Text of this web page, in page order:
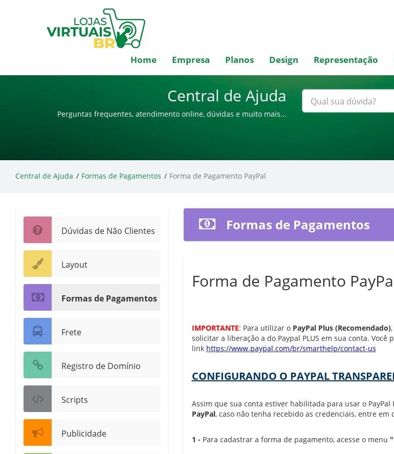
Home Empresa Planos Design Representação
Central de Ajuda
Perguntas frequentes, atendimento online, dúvidas e muito mais...
Central de Ajuda Formas de Pagamentos Forma de Pagamento PayPal
Dúvidas de Não Clientes
Layout
Formas de Pagamentos
Frete
Registro de Domínio
Scripts
Publicidade
Formas de Pagamentos
Forma de Pagamento
IMPORTANTE: Para utilizar o PayPal Plus (Recomendado)
solicitar a liberação a do Paypal PLUS em sua conta.
link https://www.paypal.com/br/smarthelp/contact-us
CONFIGURANDO O PAYPAL
Assim que sua conta estiver habilitada para usar o PayPal
PayPal, caso não tenha recebido as credenciais, entre
1 - Para cadastrar a forma de pagamento, acesse o menu